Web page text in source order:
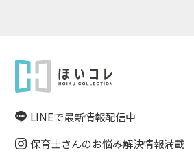
LINEで最新情報配信中
保育士さんのお悩み解決情報満載